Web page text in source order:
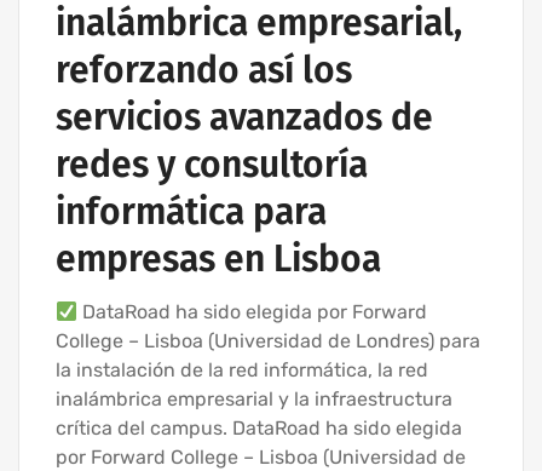
inalámbrica empresarial,
reforzando así los
servicios avanzados de
redes y consultoría
informática para
empresas en Lisboa
DataRoad ha sido elegida por Forward
College – Lisboa (Universidad de Londres) para
la instalación de la red informática, la red
inalámbrica empresarial y la infraestructura
crítica del campus. DataRoad ha sido elegida
por Forward College – Lisboa (Universidad de